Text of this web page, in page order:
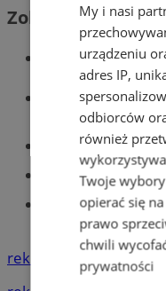
Zobacz również
Wiadomości
Wiadomości
Części
Znajdź
ogłoszenia
reklama
My i nasi
urządzeniu
adres IP,
odbiorców
również
Twoje
opierać się
prawo
chwili
prywatności